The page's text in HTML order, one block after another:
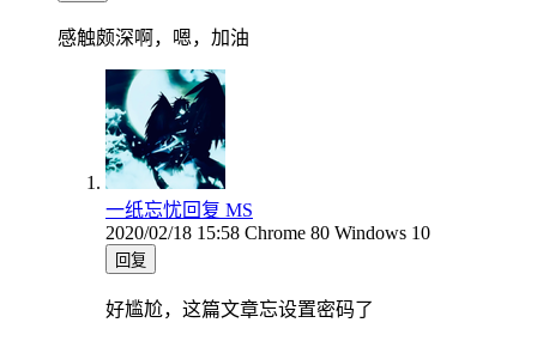
感触颇深啊，嗯，加油
一纸忘忧回复 MS
2020/02/18 15:58 Chrome 80 Windows 10
回复
好尴尬，这篇文章忘设置密码了